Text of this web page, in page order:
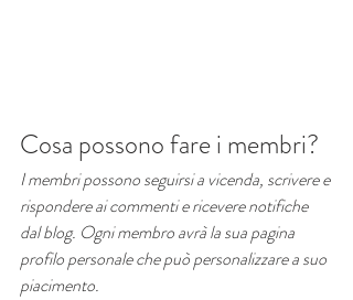
Cosa possono fare i membri?
I membri possono seguirsi a vicenda, scrivere e
rispondere ai commenti e ricevere notifiche
dal blog. Ogni membro avrà la sua pagina
profilo personale che può personalizzare a suo
piacimento.